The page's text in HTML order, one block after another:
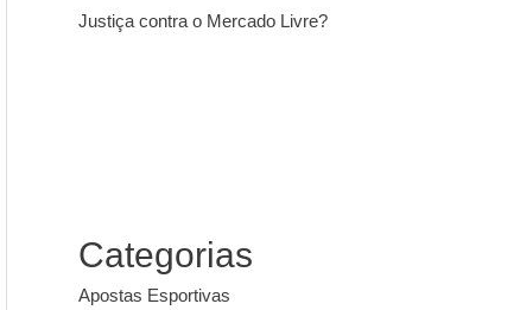
Justiça contra o Mercado Livre?
Categorias
Apostas Esportivas